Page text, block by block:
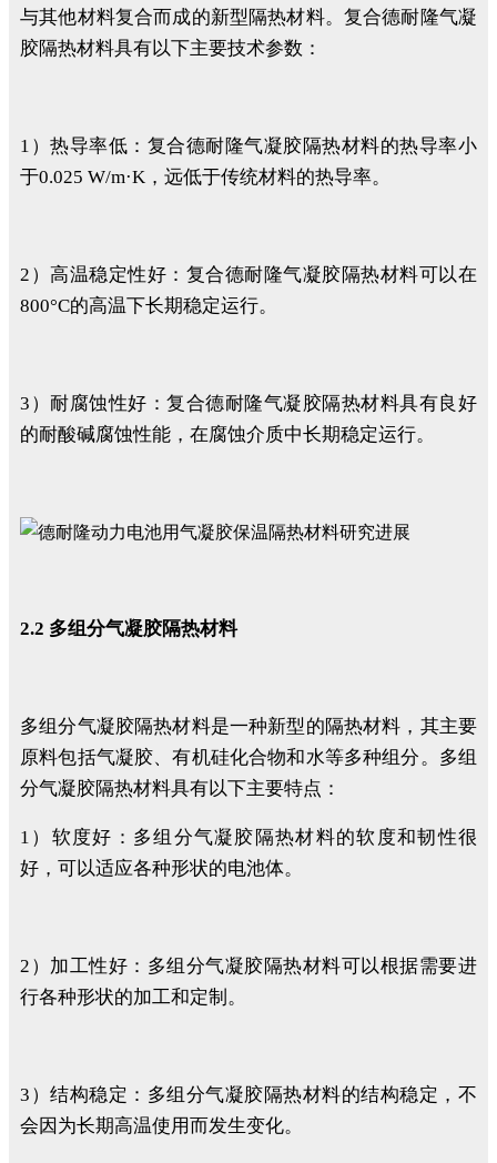
与其他材料复合而成的新型隔热材料。复合德耐隆气凝
胶隔热材料具有以下主要技术参数：
1）热导率低：复合德耐隆气凝胶隔热材料的热导率小
于0.025 W/m·K，远低于传统材料的热导率。
2）高温稳定性好：复合德耐隆气凝胶隔热材料可以在
800°C的高温下长期稳定运行。
3）耐腐蚀性好：复合德耐隆气凝胶隔热材料具有良好
的耐酸碱腐蚀性能，在腐蚀介质中长期稳定运行。
2.2 多组分气凝胶隔热材料
多组分气凝胶隔热材料是一种新型的隔热材料，其主要
原料包括气凝胶、有机硅化合物和水等多种组分。多组
分气凝胶隔热材料具有以下主要特点：
1）软度好：多组分气凝胶隔热材料的软度和韧性很
好，可以适应各种形状的电池体。
2）加工性好：多组分气凝胶隔热材料可以根据需要进
行各种形状的加工和定制。
3）结构稳定：多组分气凝胶隔热材料的结构稳定，不
会因为长期高温使用而发生变化。